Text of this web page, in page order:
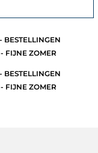
BESTELLINGEN
FIJNE ZOMER
BESTELLINGEN
FIJNE ZOMER